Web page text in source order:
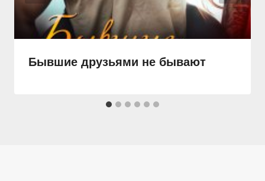
Бывшие друзьями не бывают